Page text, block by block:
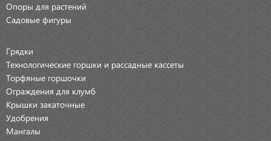
Опоры для растений
Садовые фигуры
Грядки
Технологические горшки и рассадные кассеты
Торфяные горшочки
Ограждения для клумб
Крышки закаточные
Удобрения
Мангалы